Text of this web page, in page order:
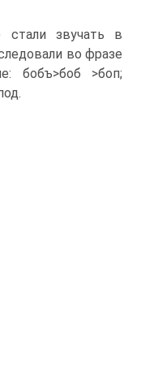
стали звучать в
во фразе
бобъ>боб >боп;